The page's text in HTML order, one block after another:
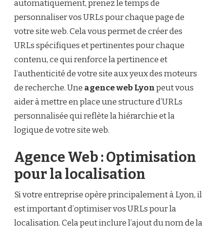
automatiquement, prenez le temps de
personnaliser vos URLs pour chaque page de
votre site web. Cela vous permet de créer des
URLs spécifiques et pertinentes pour chaque
contenu, ce qui renforce la pertinence et
l’authenticité de votre site aux yeux des moteurs
de recherche. Une agence web Lyonpeut vous
aider à mettre en place une structure d’URLs
personnalisée qui reflète la hiérarchie et la
logique de votre site web.
Agence Web : Optimisation
pour la localisation
Si votre entreprise opère principalement à Lyon, il
est important d’optimiser vos URLs pour la
localisation. Cela peut inclure l’ajout du nom de la